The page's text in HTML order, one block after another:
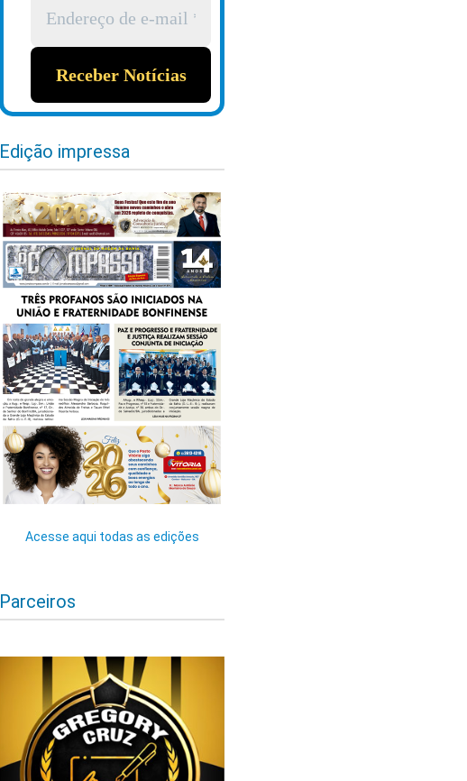
Edição impressa
Acesse aqui todas as edições
Parceiros